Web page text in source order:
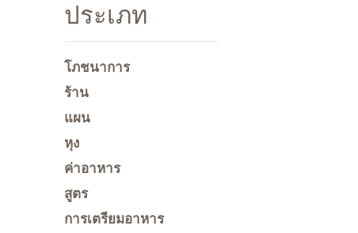
ประเภท
โภชนาการ
ร้าน
แผน
หุง
ค่าอาหาร
สูตร
การเตรียมอาหาร